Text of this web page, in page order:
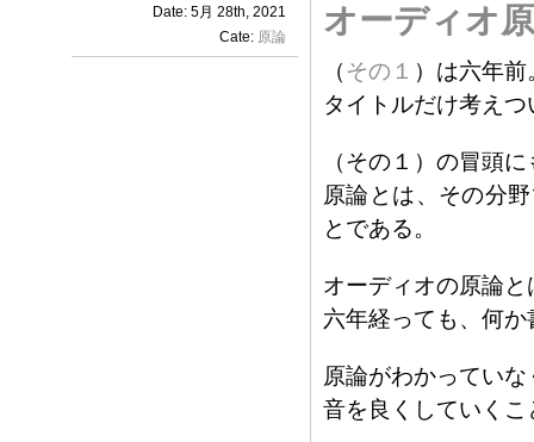
Date: 5月 28th, 2021
Cate: 原論 オーディオ
（ その１ ）は六年前
タイトルだけ考え
（その１）の冒頭
原論とは、その分
とである。
オーディオの原論と
六年経っても、何
原論がわかってい
音を良くしていく